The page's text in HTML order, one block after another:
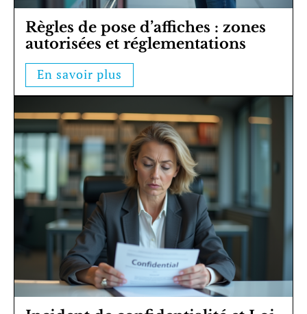
Règles de pose d’affiches : zones
autorisées et réglementations
En savoir plus